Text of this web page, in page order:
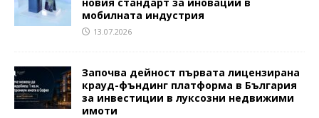
мобилната индустрия
13.07.2026
Започва дейност първата лицензирана
крауд-фъндинг платформа в България
за инвестиции в луксозни недвижими
имоти